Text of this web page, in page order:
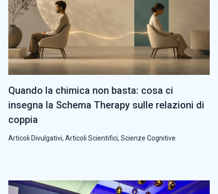
Quando la chimica non basta: cosa ci
insegna la Schema Therapy sulle relazioni di
coppia
Articoli Divulgativi, Articoli Scientifici, Scienze Cognitive